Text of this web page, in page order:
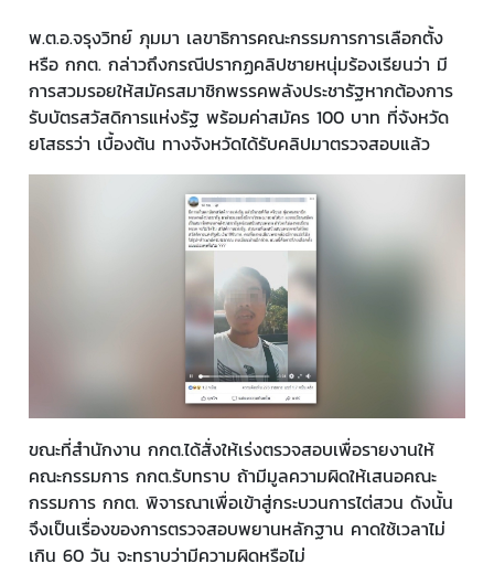
พ.ต.อ.จรุงวิทย์ ภุมมา เลขาธิการคณะกรรมการการเลือกตั้ง
หรือ กกต. กล่าวถึงกรณีปรากฏคลิปชายหนุ่มร้องเรียนว่า มี
การสวมรอยให้สมัครสมาชิกพรรคพลังประชารัฐหากต้องการ
รับบัตรสวัสดิการแห่งรัฐ พร้อมค่าสมัคร 100 บาท ที่จังหวัด
ยโสธรว่า เบื้องต้น ทางจังหวัดได้รับคลิปมาตรวจสอบแล้ว
ขณะที่สำนักงาน กกต.ได้สั่งให้เร่งตรวจสอบเพื่อรายงานให้
คณะกรรมการ กกต.รับทราบ ถ้ามีมูลความผิดให้เสนอคณะ
กรรมการ กกต. พิจารณาเพื่อเข้าสู่กระบวนการไต่สวน ดังนั้น
จึงเป็นเรื่องของการตรวจสอบพยานหลักฐาน คาดใช้เวลาไม่
เกิน 60 วัน จะทราบว่ามีความผิดหรือไม่